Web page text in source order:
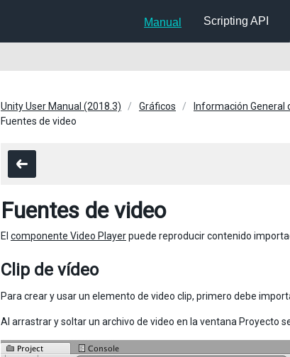
Manual Scripting API
Unity User Manual (2018.3) Gráficos Información General
Fuentes de video
Fuentes de video
El componente Video Playerpuede reproducir contenido
Clip de vídeo
Para crear y usar un elemento de video clip, primero debe
Al arrastrar y soltar un archivo de video en la ventana Proyecto